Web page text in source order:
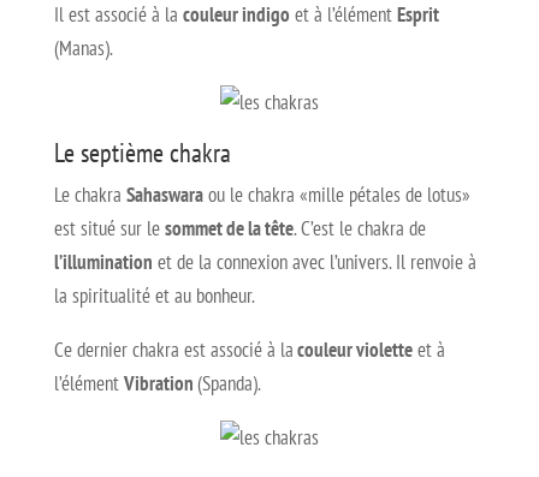
Il est associé à la couleur indigo et à l’élémentEsprit
(Manas).
Le septième chakra
Le chakra Sahaswaraou le chakra «mille pétales de lotus»
est situé sur lesommet de la tête. C’est le chakra de
l’illumination et de la connexion avec l’univers. Il renvoie à
la spiritualité et au bonheur.
Ce dernier chakra est associé à lacouleur violetteet à
l’élémentVibration(Spanda).